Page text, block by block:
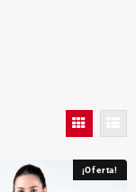
¡Oferta!